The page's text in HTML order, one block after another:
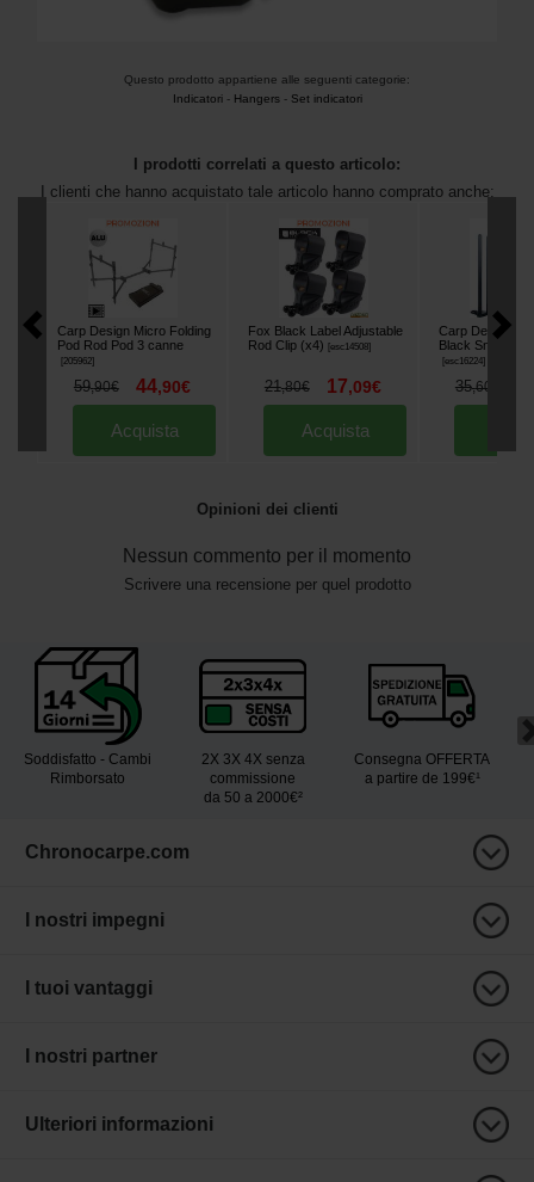
Questo prodotto appartiene alle seguenti categorie:
Indicatori- Hangers- Set indicatori
I prodotti correlati a questo articolo:
I clienti che hanno acquistato tale articolo hanno comprato anche:
Carp Design Micro Folding
Pod Rod Pod 3 canne
[205962]
59,90€ 44,90€
Acquista
Fox Black Label Adjustable
Rod Clip (x4)
[esc14508]
21,80€ 17,09€
Acquista
Carp Design
Black Snag
[esc16224]
35,60
Opinioni dei clienti
Nessun commento per il momento
Scrivere una recensione per quel prodotto
Soddisfatto - Cambi
Rimborsato
2X 3X 4X senza
commissione
da 50 a 2000€²
Consegna OFFERTA
a partire de 199€¹
Chronocarpe.com
I nostri impegni
I tuoi vantaggi
I nostri partner
Ulteriori informazioni